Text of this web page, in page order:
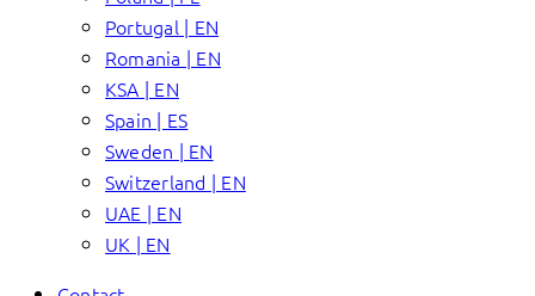
Portugal | EN
Romania | EN
KSA | EN
Spain | ES
Sweden | EN
Switzerland | EN
UAE | EN
UK | EN